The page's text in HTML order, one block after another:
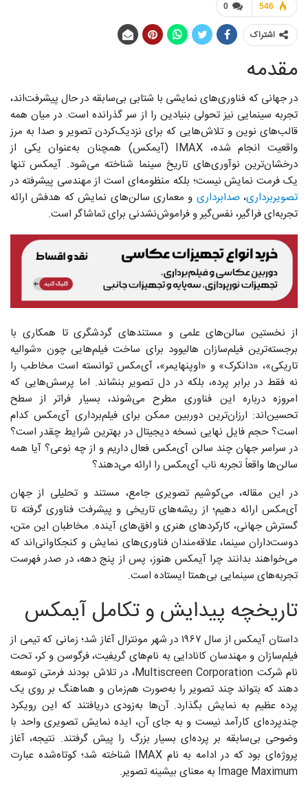
0 546
اشتراک
مقدمه
در جهانی که فناوری‌های نمایشی با شتابی بی‌سابقه در حال پیشرفت‌اند،
تجربه سینمایی نیز تحولی بنیادین را از سر گذرانده است. در میان همه
قالب‌های نوین و تلاش‌هایی که برای نزدیک‌کردن تصویر و صدا به مرز
واقعیت انجام شده، IMAX (آیمکس) همچنان به‌عنوان یکی از
درخشان‌ترین نوآوری‌های تاریخ سینما شناخته می‌شود. آیمکس تنها
یک فرمت نمایش نیست؛ بلکه منظومه‌ای است از مهندسی پیشرفته در
تصویربرداری،صدابرداری و معماری سالن‌های نمایش که هدفش ارائه
تجربه‌ای فراگیر، نفس‌گیر و فراموش‌نشدنی برای تماشاگر است.
از نخستین سالن‌های علمی و مستندهای گردشگری تا همکاری با
برجسته‌ترین فیلم‌سازان هالیوود برای ساخت فیلم‌هایی چون «شوالیه
تاریکی»، «دانکرک» و «اوپنهایمر»، آی‌مکس توانسته است مخاطب را
نه فقط در برابر پرده، بلکه در دل تصویر بنشاند. اما پرسش‌هایی که
امروزه درباره این فناوری مطرح می‌شوند، بسیار فراتر از سطح
تحسین‌اند: ارزان‌ترین دوربین ممکن برای فیلم‌برداری آی‌مکس کدام
است؟ حجم فایل نهایی نسخه دیجیتال در بهترین شرایط چقدر است؟
در سراسر جهان چند سالن آی‌مکس فعال داریم و از چه نوعی؟ آیا همه
سالن‌ها واقعاً تجربه ناب آی‌مکس را ارائه می‌دهند؟
در این مقاله، می‌کوشیم تصویری جامع، مستند و تحلیلی از جهان
آی‌مکس ارائه دهیم؛ از ریشه‌های تاریخی و پیشرفت فناوری گرفته تا
گسترش جهانی، کارکردهای هنری و افق‌های آینده. مخاطبان این متن،
دوست‌داران سینما، علاقه‌مندان فناوری‌های نمایش و کنجکاوانی‌اند که
می‌خواهند بدانند چرا آیمکس هنوز، پس از پنج دهه، در صدر فهرست
تجربه‌های سینمایی بی‌همتا ایستاده است.
تاریخچه پیدایش و تکامل آیمکس
داستان آیمکس از سال ۱۹۶۷ در شهر مونترال آغاز شد؛ زمانی که تیمی از
فیلم‌سازان و مهندسان کانادایی به نام‌های گریفیت، فرگوسن و کر، تحت
نام شرکت Multiscreen Corporation، در تلاش بودند فرمتی توسعه
دهند که بتواند چند تصویر را به‌صورت هم‌زمان و هماهنگ بر روی یک
پرده عظیم به نمایش بگذارد. آن‌ها به‌زودی دریافتند که این رویکرد
چندپرده‌ای کارآمد نیست و به جای آن، ایده‌ نمایش تصویری واحد با
وضوحی بی‌سابقه بر پرده‌ای بسیار بزرگ را پیش گرفتند. نتیجه، آغاز
پروژه‌ای بود که در ادامه به نام IMAX شناخته شد؛ کوتاه‌شده‌ عبارت
Image Maximum به معنای بیشینه تصویر.